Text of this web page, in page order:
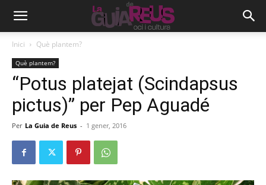
Inici Què plantem?
Què plantem?
“Potus platejat (Scindapsus
pictus)” per Pep Aguadé
Per La Guia de Reus - 1 gener, 2016